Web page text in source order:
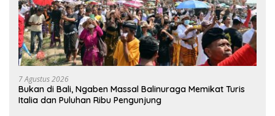
7 Agustus 2026
Bukan di Bali, Ngaben Massal Balinuraga Memikat Turis
Italia dan Puluhan Ribu Pengunjung